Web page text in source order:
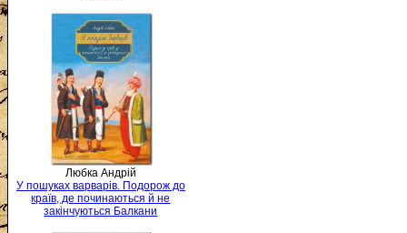
Любка Андрій
У пошуках варварів. Подорож до
країв, де починаються й не
закінчуються Балкани